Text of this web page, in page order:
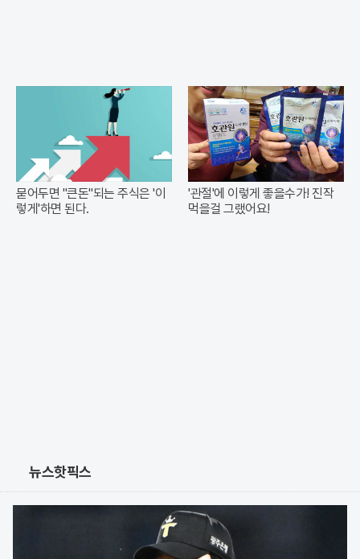
묻어두면 "큰돈"되는 주식은 '이
렇게'하면 된다.
'관절'에 이렇게 좋을수가! 진작
먹을걸 그랬어요!
뉴스핫픽스